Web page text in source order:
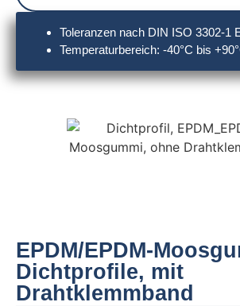
Toleranzen nach DIN ISO 3302-1
Temperaturbereich: -40°C bis
EPDM/EPDM-
Dichtprofile, mit
Drahtklemmband